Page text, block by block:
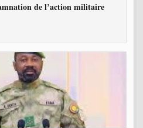
de l’action militaire